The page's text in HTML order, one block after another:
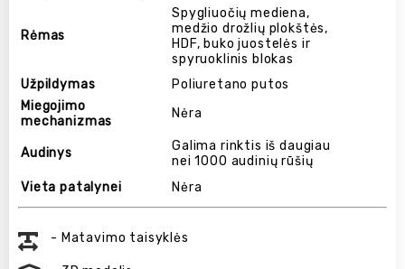
Rėmas
Spygliuočių mediena,
medžio drožlių plokštės,
HDF, buko juostelės ir
spyruoklinis blokas
Užpildymas
Poliuretano putos
Miegojimo
mechanizmas
Nėra
Audinys
Galima rinktis iš daugiau
nei 1000 audinių rūšių
Vieta patalynei
Nėra
- Matavimo taisyklės